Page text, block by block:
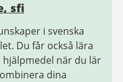
sfi
i svenska
Du får också lära
när du lär
dina